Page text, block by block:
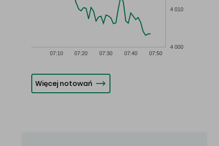
07:10 07:20 07:30 07:40 07:50
4 000
4 010
Więcej notowań